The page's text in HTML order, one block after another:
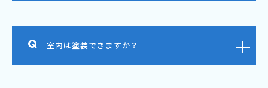
室内は塗装できますか？